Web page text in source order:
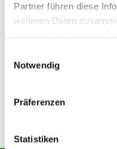
Partner führen diese
weiteren Daten
Notwendig
Präferenzen
Statistiken